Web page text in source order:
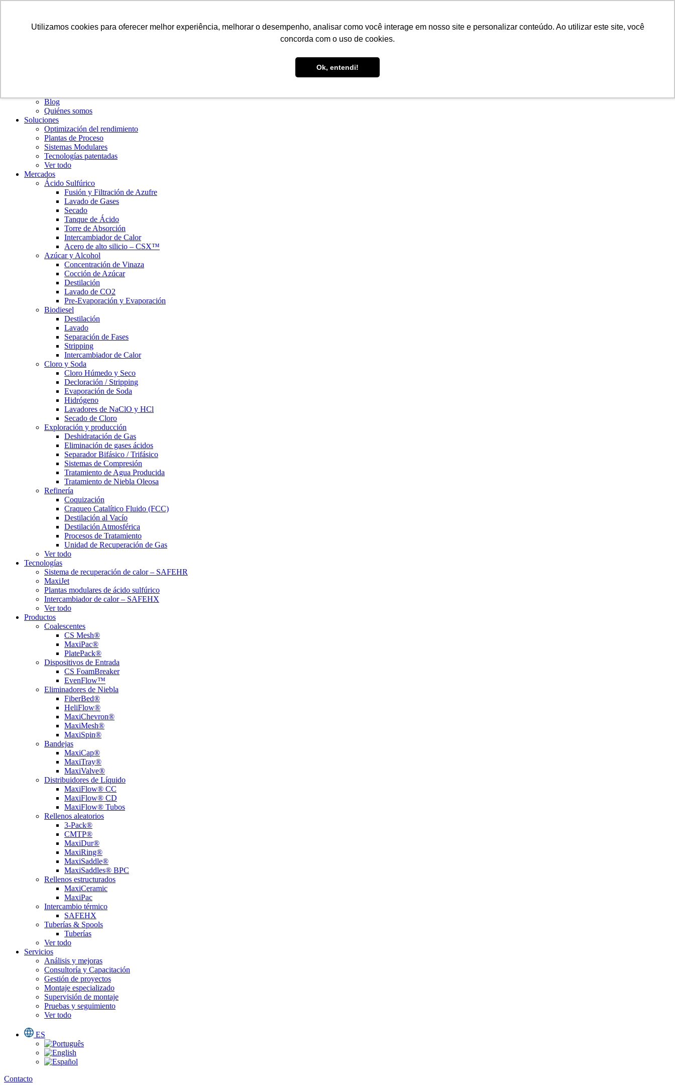
Utilizamos cookies para oferecer melhor experiência, melhorar o desempenho, analisar como você interage em nosso site e personalizar conteúdo. Ao utilizar este site, você
concorda com o uso de cookies.
Ok, entendi!
Blog
Quiénes somos
Soluciones
Optimización del rendimiento
Plantas de Proceso
Sistemas Modulares
Tecnologías patentadas
Ver todo
Mercados
Ácido Sulfúrico
Fusión y Filtración de Azufre
Lavado de Gases
Secado
Tanque de Ácido
Torre de Absorción
Intercambiador de Calor
Acero de alto silicio – CSX™
Azúcar y Alcohol
Concentración de Vinaza
Cocción de Azúcar
Destilación
Lavado de CO2
Pre-Evaporación y Evaporación
Biodiesel
Destilación
Lavado
Separación de Fases
Stripping
Intercambiador de Calor
Cloro y Soda
Cloro Húmedo y Seco
Decloración / Stripping
Evaporación de Soda
Hidrógeno
Lavadores de NaClO y HCl
Secado de Cloro
Exploración y producción
Deshidratación de Gas
Eliminación de gases ácidos
Separador Bifásico / Trifásico
Sistemas de Compresión
Tratamiento de Agua Producida
Tratamiento de Niebla Oleosa
Refinería
Coquización
Craqueo Catalítico Fluido (FCC)
Destilación al Vacío
Destilación Atmosférica
Procesos de Tratamiento
Unidad de Recuperación de Gas
Ver todo
Tecnologías
Sistema de recuperación de calor – SAFEHR
MaxiJet
Plantas modulares de ácido sulfúrico
Intercambiador de calor – SAFEHX
Ver todo
Productos
Coalescentes
CS Mesh®
MaxiPac®
PlatePack®
Dispositivos de Entrada
CS FoamBreaker
EvenFlow™
Eliminadores de Niebla
FiberBed®
HeliFlow®
MaxiChevron®
MaxiMesh®
MaxiSpin®
Bandejas
MaxiCap®
MaxiTray®
MaxiValve®
Distribuidores de Líquido
MaxiFlow® CC
MaxiFlow® CD
MaxiFlow® Tubos
Rellenos aleatorios
3-Pack®
CMTP®
MaxiDur®
MaxiRing®
MaxiSaddle®
MaxiSaddles® BPC
Rellenos estructurados
MaxiCeramic
MaxiPac
Intercambio térmico
SAFEHX
Tuberías & Spools
Tuberías
Ver todo
Servicios
Análisis y mejoras
Consultoría y Capacitación
Gestión de proyectos
Montaje especializado
Supervisión de montaje
Pruebas y seguimiento
Ver todo
ES
Contacto